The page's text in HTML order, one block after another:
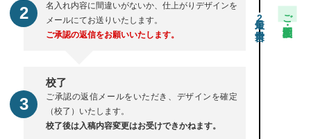
名入れ内容に間違いがないか、仕上がりデザインを
メールにてお送りいたします。
ご承認の返信をお願いいたします。
校了
ご承認の返信メールをいただき、デザインを確定
（校了）いたします。
校了後は入稿内容変更はお受けできかねます。
2 ご注文・校正期間